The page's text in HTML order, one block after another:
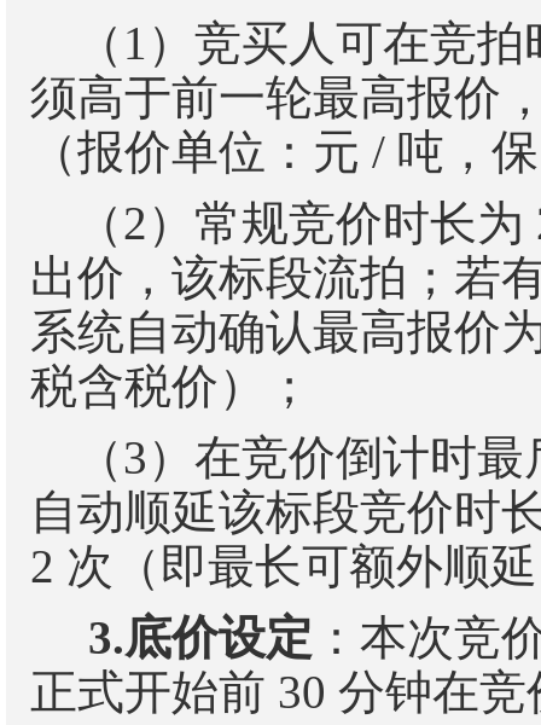
（ 1 ）竞买人可在竞
须高于前一轮最高报价
（报价单位：元 / 吨，
（2）常规竞价时长为
出价，该标段流拍；若
系统自动确认最高报价
税含税价）；
（3）在竞价倒计时
自动顺延该标段竞价时
2 次（即最长可额外顺
3.底价设定 ：本次竞
正式开始前 30 分钟在竞